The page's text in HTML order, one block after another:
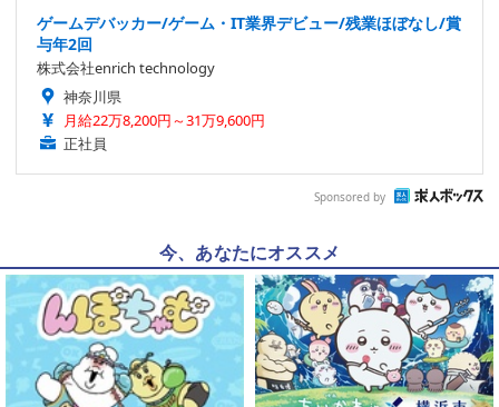
ゲームデバッカー/ゲーム・IT業界デビュー/残業ほぼなし/賞
与年2回
株式会社enrich technology
神奈川県
月給22万8,200円～31万9,600円
正社員
Sponsored by
今、あなたにオススメ